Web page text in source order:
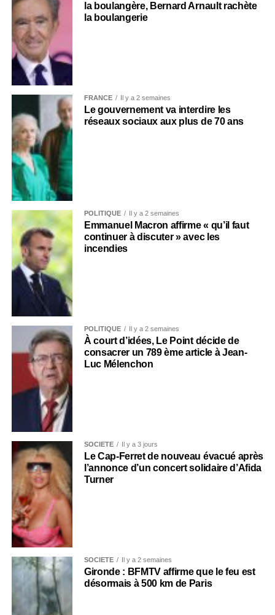
la boulangère, Bernard Arnault rachète
la boulangerie
FRANCE Il y a 2 semaines
Le gouvernement va interdire les
réseaux sociaux aux plus de 70 ans
POLITIQUE Il y a 2 semaines
Emmanuel Macron affirme « qu’il faut
continuer à discuter » avec les
incendies
POLITIQUE Il y a 2 semaines
À court d’idées, Le Point décide de
consacrer un 789 ème article à Jean-
Luc Mélenchon
SOCIÉTÉ Il y a 3 jours
Le Cap-Ferret de nouveau évacué après
l’annonce d’un concert solidaire d’Afida
Turner
SOCIÉTÉ Il y a 2 semaines
Gironde : BFMTV affirme que le feu est
désormais à 500 km de Paris